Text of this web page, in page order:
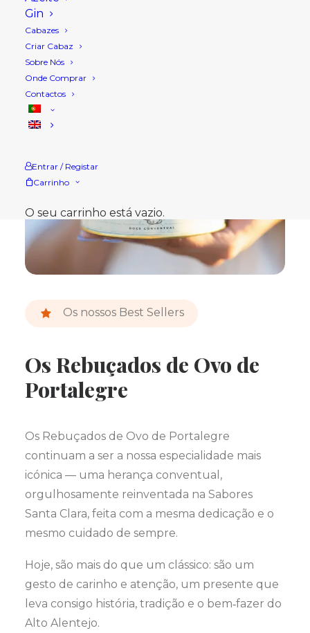
Gin
Cabazes
Criar Cabaz
Sobre Nós
Onde Comprar
Contactos
Entrar / Registar
Carrinho
O seu carrinho está vazio.
Os nossos Best Sellers
Os Rebuçados de Ovo de
Portalegre
Os Rebuçados de Ovo de Portalegre
continuam a ser a nossa especialidade mais
icónica — uma herança conventual,
orgulhosamente reinventada na Sabores
Santa Clara, feita com a mesma dedicação e o
mesmo cuidado de sempre.
Hoje, são mais do que um clássico: são um
gesto de carinho e atenção, um presente que
leva consigo história, tradição e o bem‑fazer do
Alto Alentejo.